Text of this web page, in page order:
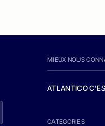
MIEUX NOUS
ATLANTICO
CATEGORIES